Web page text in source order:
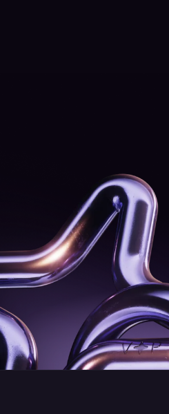
Telefonnummer
Monatliches Trading-Volumen
Senden